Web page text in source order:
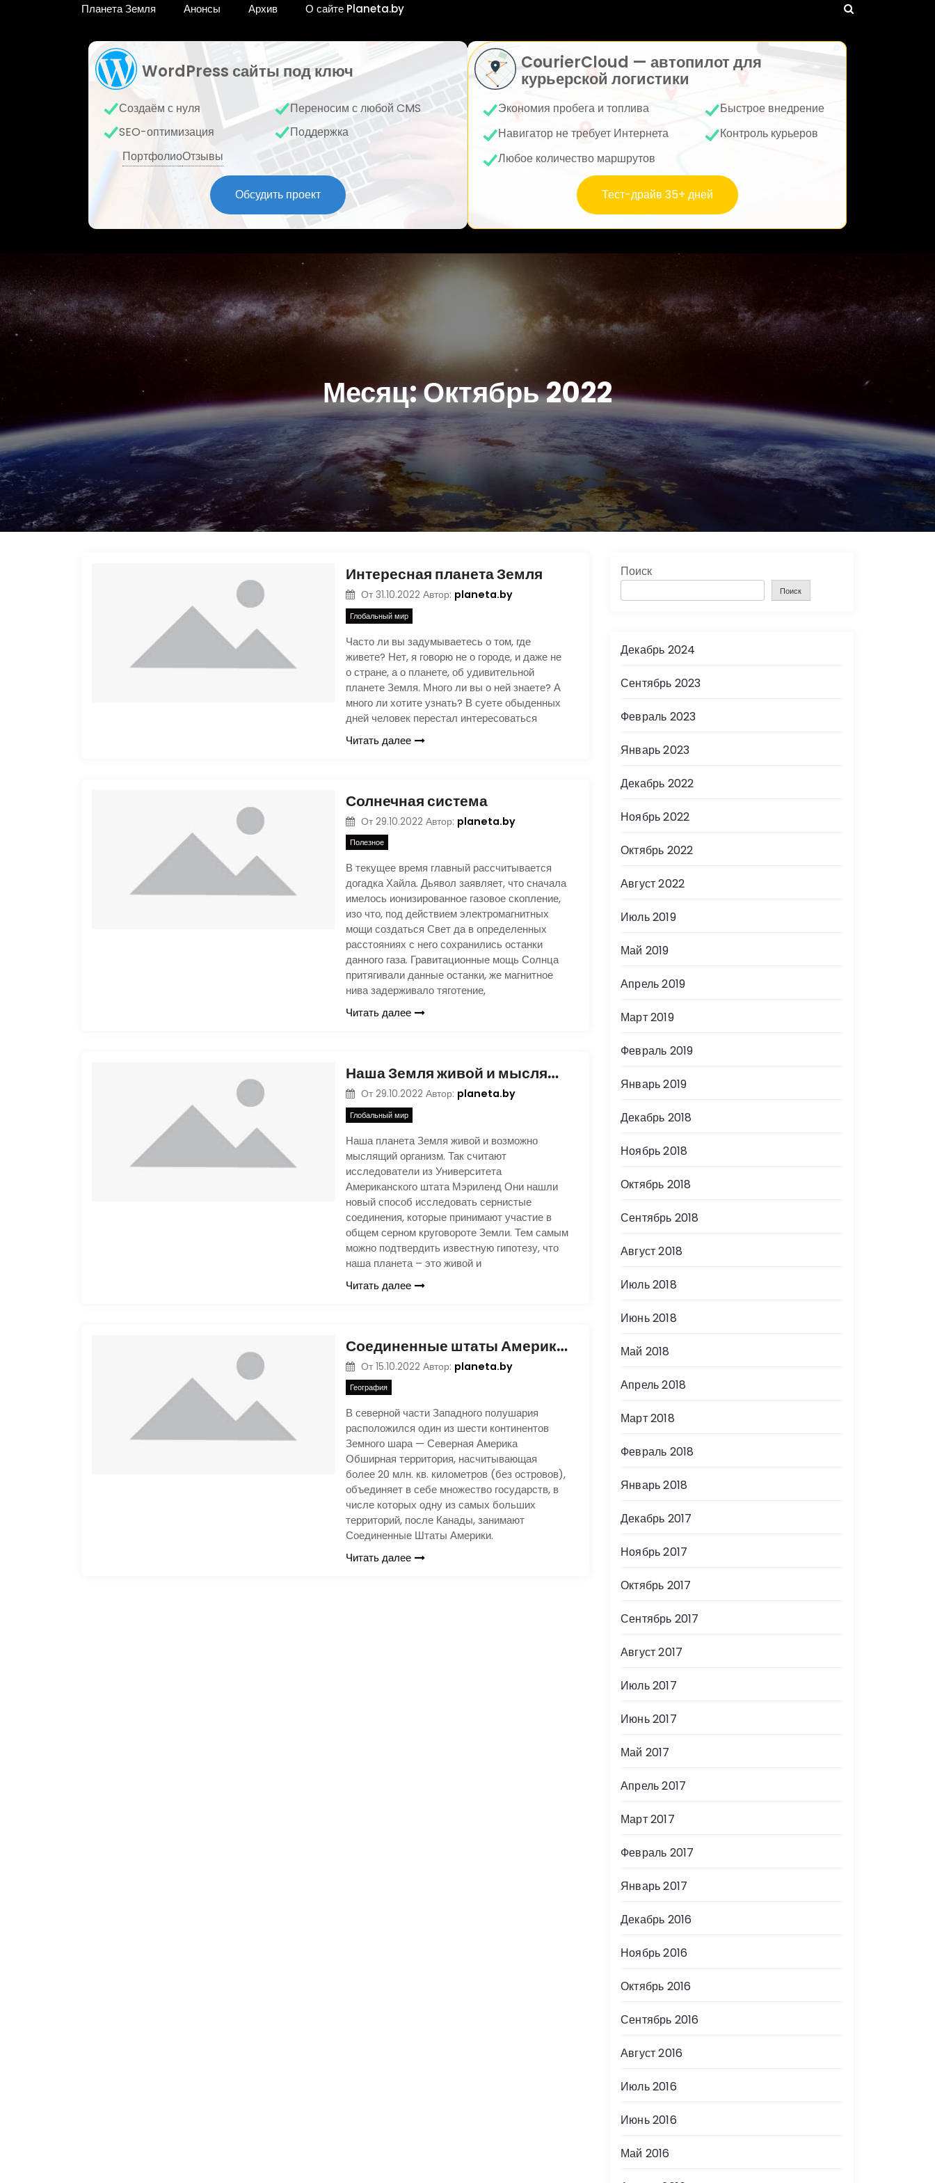
Планета Земля Анонсы Архив О сайте Planeta.by
WordPress сайты под ключ
Создаём с нуля
Переносим с любой CMS
SEO-оптимизация
Поддержка
ПортфолиоОтзывы
Обсудить проект
CourierCloud — автопилот для
курьерской логистики
Экономия пробега и топлива
Быстрое внедрение
Навигатор не требует Интернета
Контроль курьеров
Любое количество маршрутов
Тест-драйв 35+ дней
Месяц:Октябрь 2022
Интересная планета Земля
От 31.10.2022 Автор: planeta.by
Глобальный мир
Часто ли вы задумываетесь о том, где
живете? Нет, я говорю не о городе, и даже не
о стране, а о планете, об удивительной
планете Земля. Много ли вы о ней знаете? А
много ли хотите узнать? В суете обыденных
дней человек перестал интересоваться
Читать далее
Солнечная система
От 29.10.2022 Автор: planeta.by
Полезное
В текущее время главный рассчитывается
догадка Хайла. Дьявол заявляет, что сначала
имелось ионизированное газовое скопление,
изо что, под действием электромагнитных
мощи создаться Свет да в определенных
расстояниях с него сохранились останки
данного газа. Гравитационные мощь Солнца
притягивали данные останки, же магнитное
нива задерживало тяготение,
Читать далее
Наша Земля живой и мыслящий суперорганизм?
От 29.10.2022 Автор: planeta.by
Глобальный мир
Наша планета Земля живой и возможно
мыслящий организм. Так считают
исследователи из Университета
Американского штата Мэриленд Они нашли
новый способ исследовать сернистые
соединения, которые принимают участие в
общем серном круговороте Земли. Тем самым
можно подтвердить известную гипотезу, что
наша планета – это живой и
Читать далее
Соединенные штаты Америки (США)
От 15.10.2022 Автор: planeta.by
География
В северной части Западного полушария
расположился один из шести континентов
Земного шара — Северная Америка
Обширная территория, насчитывающая
более 20 млн. кв. километров (без островов),
объединяет в себе множество государств, в
числе которых одну из самых больших
территорий, после Канады, занимают
Соединенные Штаты Америки.
Читать далее
Поиск
Поиск
Декабрь 2024
Сентябрь 2023
Февраль 2023
Январь 2023
Декабрь 2022
Ноябрь 2022
Октябрь 2022
Август 2022
Июль 2019
Май 2019
Апрель 2019
Март 2019
Февраль 2019
Январь 2019
Декабрь 2018
Ноябрь 2018
Октябрь 2018
Сентябрь 2018
Август 2018
Июль 2018
Июнь 2018
Май 2018
Апрель 2018
Март 2018
Февраль 2018
Январь 2018
Декабрь 2017
Ноябрь 2017
Октябрь 2017
Сентябрь 2017
Август 2017
Июль 2017
Июнь 2017
Май 2017
Апрель 2017
Март 2017
Февраль 2017
Январь 2017
Декабрь 2016
Ноябрь 2016
Октябрь 2016
Сентябрь 2016
Август 2016
Июль 2016
Июнь 2016
Май 2016